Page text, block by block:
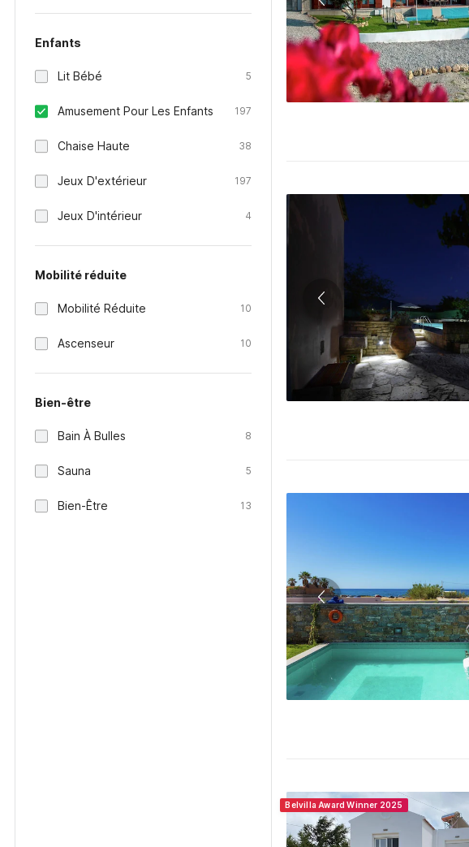
Enfants
Lit Bébé 5
Amusement Pour Les Enfants 197
Chaise Haute 38
Jeux D'extérieur 197
Jeux D'intérieur 4
Mobilité réduite
Mobilité Réduite 10
Ascenseur 10
Bien-être
Bain À Bulles 8
Sauna 5
Bien-Être 13
Belvilla Award Winner 2025